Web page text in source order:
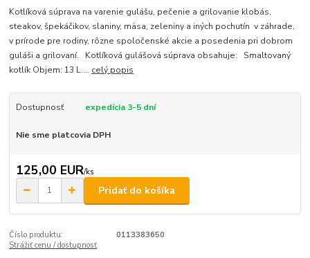
Kotlíková súprava na varenie gulášu, pečenie a grilovanie klobás,
steakov, špekáčikov, slaniny, mäsa, zeleniny a iných pochutín v záhrade,
v prírode pre rodiny, rôzne spoločenské akcie a posedenia pri dobrom
guláši a grilovaní. Kotlíková gulášová súprava obsahuje: Smaltovaný
kotlík Objem: 13 L.... celý popis
Dostupnosť expedícia 3-5 dní
Nie sme platcovia DPH
125,00 EUR/ks
Pridať do košíka
Číslo produktu:
0113383650
Strážiť cenu / dostupnosť